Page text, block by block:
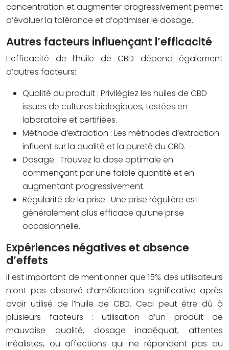
concentration et augmenter progressivement permet
d’évaluer la tolérance et d’optimiser le dosage.
Autres facteurs influençant l’efficacité
L’efficacité de l’huile de CBD dépend également
d’autres facteurs:
Qualité du produit : Privilégiez les huiles de CBD
issues de cultures biologiques, testées en
laboratoire et certifiées.
Méthode d’extraction : Les méthodes d’extraction
influent sur la qualité et la pureté du CBD.
Dosage : Trouvez la dose optimale en
commençant par une faible quantité et en
augmentant progressivement.
Régularité de la prise : Une prise régulière est
généralement plus efficace qu’une prise
occasionnelle.
Expériences négatives et absence
d’effets
Il est important de mentionner que 15% des utilisateurs
n’ont pas observé d’amélioration significative après
avoir utilisé de l’huile de CBD. Ceci peut être dû à
plusieurs facteurs : utilisation d’un produit de
mauvaise qualité, dosage inadéquat, attentes
irréalistes, ou affections qui ne répondent pas au